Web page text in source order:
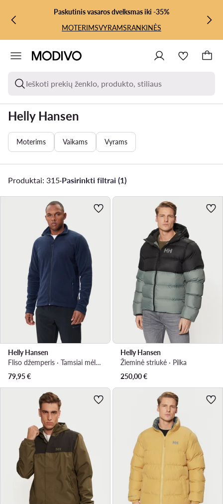
PEREITI PRIE PAGRINDINIO TURINIO
PEREITI Į PAIEŠKĄPaskutinis vasaros dvelksmas iki -35%
MOTERIMSVYRAMSRANKINĖS
Ieškoti prekių ženklo, produkto, stiliaus
Helly Hansen
Moterims Vaikams Vyrams
Produktai: 315·Pasirinkti filtrai (1)
Helly Hansen
Fliso džemperis · Tamsiai mėlyna
79,95€
Helly Hansen
Žieminė striukė · Pilka
250,00€